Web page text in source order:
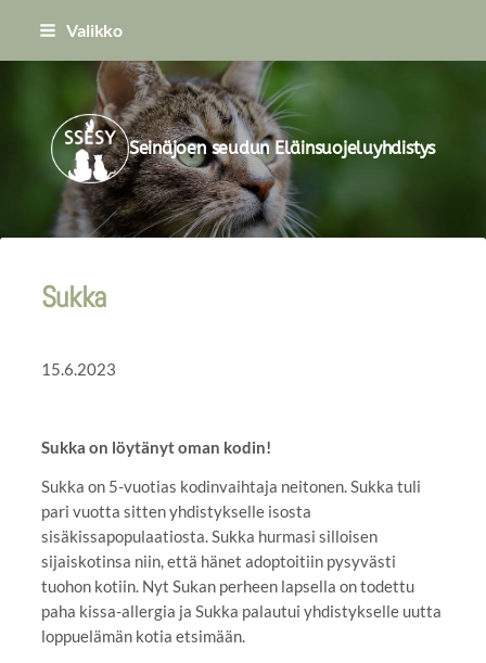
Siirry
Valikko
Seinäjoen seudun Eläinsuojeluyhdistys
Sukka
15.6.2023
Sukka on löytänyt oman kodin!
Sukka on 5-vuotias kodinvaihtaja neitonen. Sukka tuli
pari vuotta sitten yhdistykselle isosta
sisäkissapopulaatiosta. Sukka hurmasi silloisen
sijaiskotinsa niin, että hänet adoptoitiin pysyvästi
tuohon kotiin. Nyt Sukan perheen lapsella on todettu
paha kissa-allergia ja Sukka palautui yhdistykselle uutta
loppuelämän kotia etsimään.